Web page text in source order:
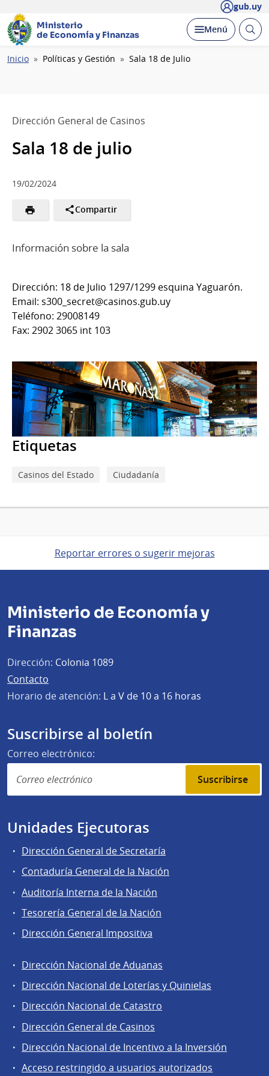
gub.uy
Ministerio
de Economía y Finanzas
Desplegar
Menú Abrir
Ruta
Inicio Políticas y Gestión Sala 18 de Julio
Dirección General de Casinos
Sala 18 de julio
19/02/2024
Compartir
Información sobre la sala
Dirección: 18 de Julio 1297/1299 esquina Yaguarón.
Email: s300_secret@casinos.gub.uy
Teléfono: 29008149
Fax: 2902 3065 int 103
Etiquetas
Casinos del Estado Ciudadanía
Reportar errores o sugerir mejoras
Ministerio de Economía y
Finanzas
Dirección: Colonia 1089
Contacto
Horario de atención: L a V de 10 a 16 horas
Suscribirse al boletín
Correo electrónico:
Suscribirse
Unidades Ejecutoras
Dirección General de Secretaría
Contaduría General de la Nación
Auditoría Interna de la Nación
Tesorería General de la Nación
Dirección General Impositiva
Áreas
de
la
Dirección
General
de
Dirección Nacional de Aduanas
Dirección Nacional de Loterías y Quinielas
Dirección Nacional de Catastro
Dirección General de Casinos
Dirección Nacional de Incentivo a la Inversión
Acceso restringido a usuarios autorizados